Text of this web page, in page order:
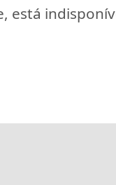
está